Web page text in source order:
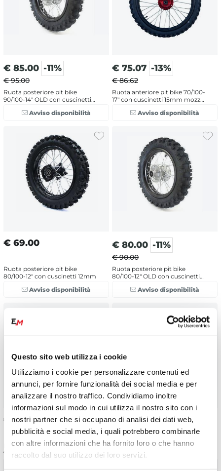
Questo sito web utilizza i cookie
Utilizziamo i cookie per personalizzare contenuti ed
annunci, per fornire funzionalità dei social media e per
analizzare il nostro traffico. Condividiamo inoltre
informazioni sul modo in cui utilizza il nostro sito con i
nostri partner che si occupano di analisi dei dati web,
pubblicità e social media, i quali potrebbero combinarle
con altre informazioni che ha fornito loro o che hanno
raccolto dal suo utilizzo dei loro servizi.
€ 85.00 -11%
€ 95.00
Ruota posteriore pit bike
90/100-14" OLD con cuscinetti
Avviso disponibilità
€ 75.07 -13%
€ 86.62
Ruota anteriore pit bike 70/100-
17" con cuscinetti 15mm mozzo
Avviso disponibilità
€ 69.00
Ruota posteriore pit bike
80/100-12" con cuscinetti 12mm
Avviso disponibilità
€ 80.00 -11%
€ 90.00
Ruota posteriore pit bike
80/100-12" OLD con cuscinetti
Avviso disponibilità
€ 89.00
Ruota posteriore pit bike
90/100-14" con cuscinetti 12mm
€ 50.00 -17%
€ 60.00
Ruota anteriore pit bike 60/100-
14" con cuscinetti 12mm